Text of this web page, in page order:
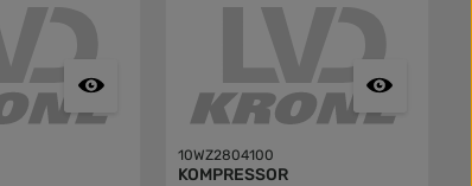
10WZ2804100
KOMPRESSOR